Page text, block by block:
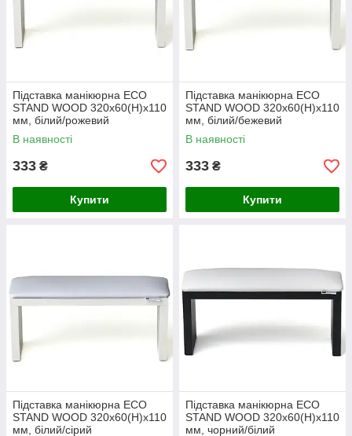
Підставка манікюрна ECO
STAND WOOD 320х60(Н)х110
мм, білий/рожевий
В наявності
333 ₴
Купити
Підставка манікюрна ECO
STAND WOOD 320х60(Н)х110
мм, білий/бежевий
В наявності
333 ₴
Купити
Підставка манікюрна ECO
STAND WOOD 320х60(Н)х110
мм, білий/сірий
Підставка манікюрна ECO
STAND WOOD 320х60(Н)х110
мм, чорний/білий